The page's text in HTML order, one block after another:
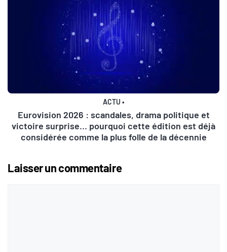
ACTU •
Eurovision 2026 : scandales, drama politique et
victoire surprise… pourquoi cette édition est déjà
considérée comme la plus folle de la décennie
Laisser un commentaire